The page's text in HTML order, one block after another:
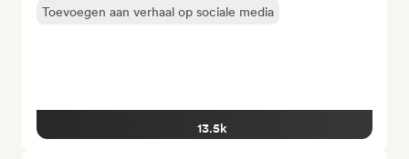
Toevoegen aan verhaal op sociale media
13.5k